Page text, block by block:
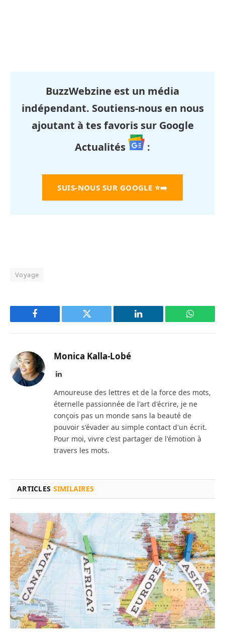
BuzzWebzine est un média
indépendant. Soutiens-nous en nous
ajoutant à tes favoris sur Google
Actualités
:
SUIS-NOUS SUR GOOGLE ⭐➡️
Voyage
Facebook Twitter LinkedIn
Monica Kalla-Lobé
LinkedIn
Amoureuse des lettres et de la force des mots,
éternelle passionnée de l'art d'écrire, je ne
conçois pas un monde sans la beauté de
pouvoir s'évader au simple contact d'un écrit.
Pour moi, vivre c'est partager de l'émotion à
travers les mots.
ARTICLES SIMILAIRES